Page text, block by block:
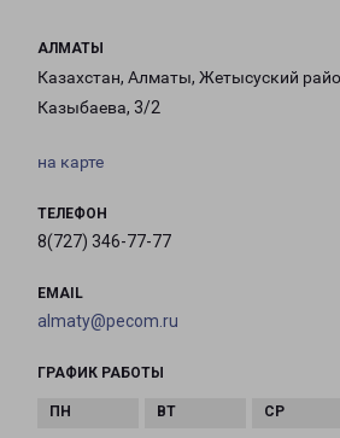
АЛМАТЫ
Казахстан, Алматы, Жетысуский
Казыбаева, 3/2
на карте
ТЕЛЕФОН
8(727) 346-77-77
EMAIL
almaty@pecom.ru
ГРАФИК РАБОТЫ